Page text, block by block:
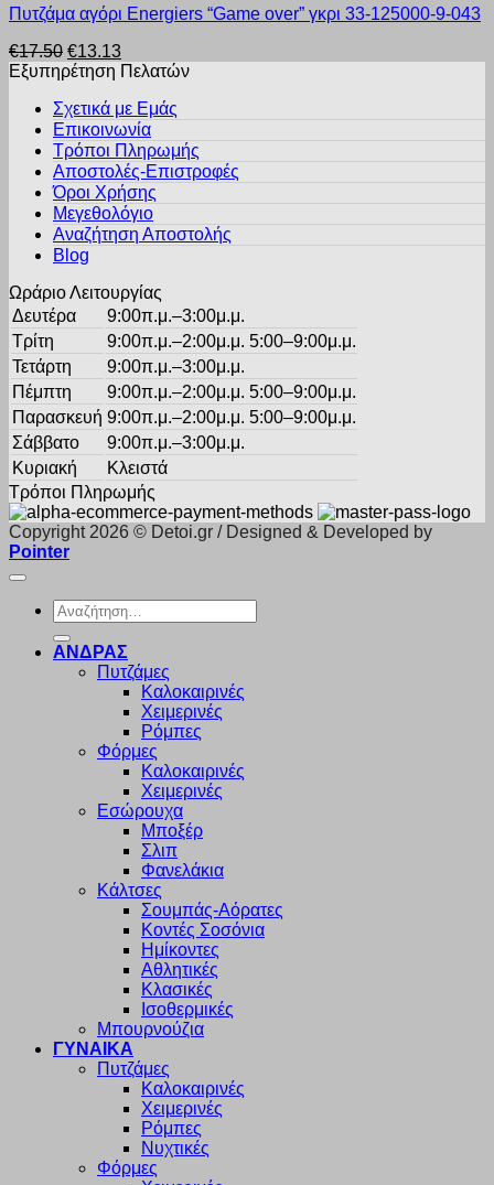
στη
του
προϊόντος
το
έχει
πολλαπλές
επιλογές
μπορούν
επιλεγούν
σελίδα
Πυτζάμα αγόρι Energiers “Game over” γκρι 33-125000-9-043
€17.50 Original
price
€17.50.
€13.13Η
τρέχουσα
είναι:
€13.13.
Εξυπηρέτηση Πελατών
Σχετικά με Εμάς
Επικοινωνία
Τρόποι Πληρωμής
Αποστολές-Επιστροφές
Όροι Χρήσης
Μεγεθολόγιο
Αναζήτηση Αποστολής
Blog
Ωράριο Λειτουργίας
Δευτέρα
9:00π.μ.–3:00μ.μ.
Τρίτη
9:00π.μ.–2:00μ.μ. 5:00–9:00μ.μ.
Τετάρτη
9:00π.μ.–3:00μ.μ.
Πέμπτη
9:00π.μ.–2:00μ.μ. 5:00–9:00μ.μ.
Παρασκευή 9:00π.μ.–2:00μ.μ. 5:00–9:00μ.μ.
Σάββατο
9:00π.μ.–3:00μ.μ.
Κυριακή
Κλειστά
Τρόποι Πληρωμής
Copyright 2026 © Detoi.gr / Designed & Developed by
Pointer
Αναζήτηση
για:
ΑΝΔΡΑΣ
Πυτζάμες
Καλοκαιρινές
Χειμερινές
Ρόμπες
Φόρμες
Καλοκαιρινές
Χειμερινές
Εσώρουχα
Μποξέρ
Σλιπ
Φανελάκια
Κάλτσες
Σουμπάς-Αόρατες
Κοντές Σοσόνια
Ημίκοντες
Αθλητικές
Κλασικές
Ισοθερμικές
Μπουρνούζια
ΓΥΝΑΙΚΑ
Πυτζάμες
Καλοκαιρινές
Χειμερινές
Ρόμπες
Νυχτικές
Φόρμες